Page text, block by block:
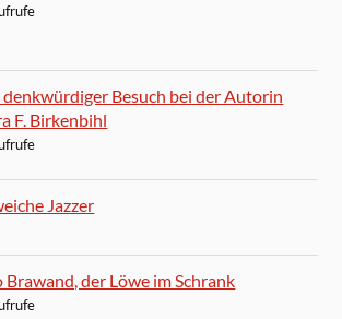
denkwürdiger Besuch bei der Autorin
F. Birkenbihl
Jazzer
Brawand, der Löwe im Schrank